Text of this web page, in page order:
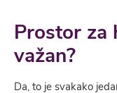
Prostor za
važan?
Da, to je svakako